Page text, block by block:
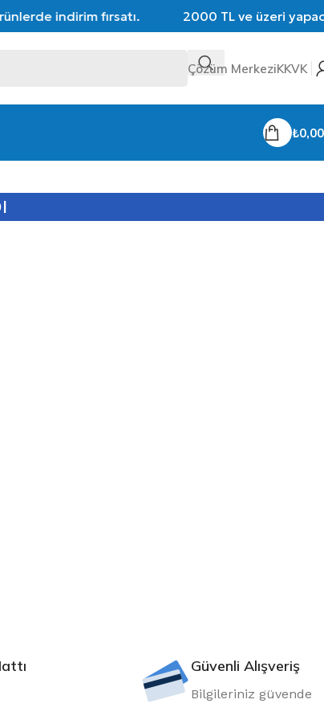
indirim fırsatı. 2000 TL ve üzeri
Çözüm MerkeziKKVK
₺0,00
Güvenli Alışveriş
Bilgileriniz güvende